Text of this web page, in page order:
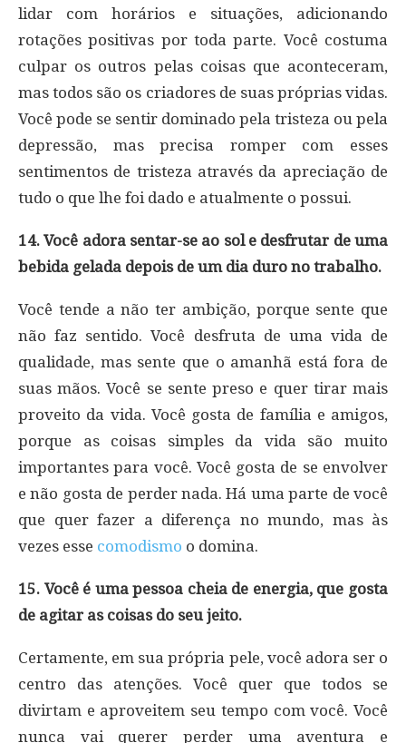
lidar com horários e situações, adicionando
rotações positivas por toda parte. Você costuma
culpar os outros pelas coisas que aconteceram,
mas todos são os criadores de suas próprias vidas.
Você pode se sentir dominado pela tristeza ou pela
depressão, mas precisa romper com esses
sentimentos de tristeza através da apreciação de
tudo o que lhe foi dado e atualmente o possui.
14. Você adora sentar-se ao sol e desfrutar de uma
bebida gelada depois de um dia duro no trabalho.
Você tende a não ter ambição, porque sente que
não faz sentido. Você desfruta de uma vida de
qualidade, mas sente que o amanhã está fora de
suas mãos. Você se sente preso e quer tirar mais
proveito da vida. Você gosta de família e amigos,
porque as coisas simples da vida são muito
importantes para você. Você gosta de se envolver
e não gosta de perder nada. Há uma parte de você
que quer fazer a diferença no mundo, mas às
vezes esse comodismo o domina.
15. Você é uma pessoa cheia de energia, que gosta
de agitar as coisas do seu jeito.
Certamente, em sua própria pele, você adora ser o
centro das atenções. Você quer que todos se
divirtam e aproveitem seu tempo com você. Você
nunca vai querer perder uma aventura e